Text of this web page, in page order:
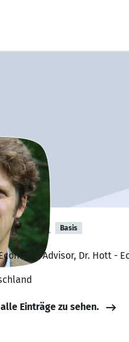
Hott Basis
Advisor, Dr. Hott -
Einträge zu sehen.